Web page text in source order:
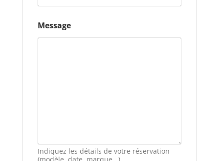
o
Message
Indiquez les détails de votre réservation